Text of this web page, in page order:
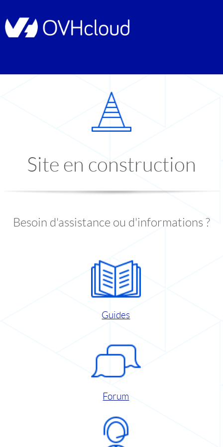
Site en construction
Besoin d'assistance ou d'informations ?
Guides
Forum